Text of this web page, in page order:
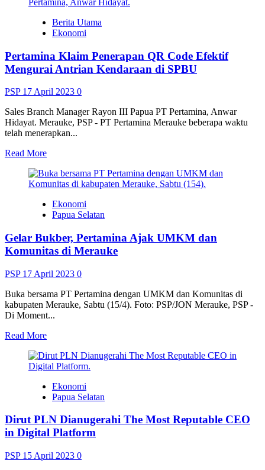
Berita Utama
Ekonomi
Pertamina Klaim Penerapan QR Code Efektif
Mengurai Antrian Kendaraan di SPBU
PSP 17 April 2023 0
Sales Branch Manager Rayon III Papua PT Pertamina, Anwar
Hidayat. Merauke, PSP - PT Pertamina Merauke beberapa waktu
telah menerapkan...
Read MoreRead
about
Pertamina
Penerapan
QR
Efektif
Mengurai
Antrian
Kendaraan
di
SPBU
Ekonomi
Papua Selatan
Gelar Bukber, Pertamina Ajak UMKM dan
Komunitas di Merauke
PSP 17 April 2023 0
Buka bersama PT Pertamina dengan UMKM dan Komunitas di
kabupaten Merauke, Sabtu (15/4). Foto: PSP/JON Merauke, PSP -
Di Moment...
Read MoreRead
about
Gelar
Pertamina
Ajak
dan
Komunitas
Merauke
Ekonomi
Papua Selatan
Dirut PLN Dianugerahi The Most Reputable CEO
in Digital Platform
PSP 15 April 2023 0